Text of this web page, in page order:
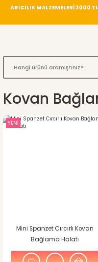
ARICILIK MALZEMELERİ 2000
Kovan
YENİ
Mini Spanzet Cırcırlı Kovan
Bağlama Halatı